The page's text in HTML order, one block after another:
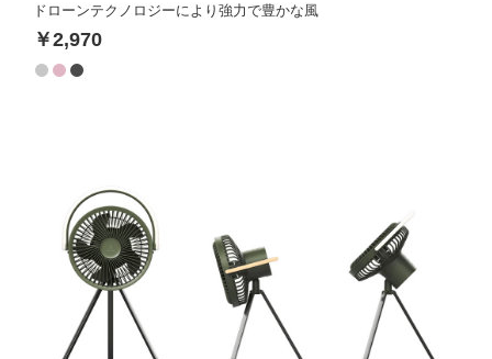
ドローンテクノロジーにより強力で豊かな風
￥2,970